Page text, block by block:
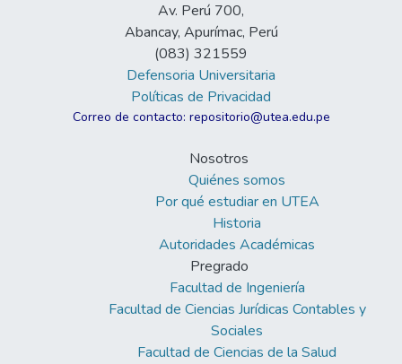
Av. Perú 700,
Abancay, Apurímac, Perú
(083) 321559
Defensoria Universitaria
Políticas de Privacidad
Correo de contacto: repositorio@utea.edu.pe
Nosotros
Quiénes somos
Por qué estudiar en UTEA
Historia
Autoridades Académicas
Pregrado
Facultad de Ingeniería
Facultad de Ciencias Jurídicas Contables y
Sociales
Facultad de Ciencias de la Salud